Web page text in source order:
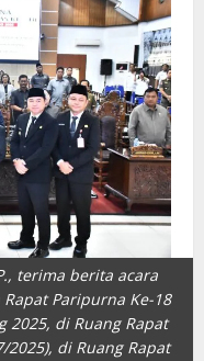
terima berita acara
Paripurna Ke-18
2025, di Ruang Rapat
2025), di Ruang Rapat